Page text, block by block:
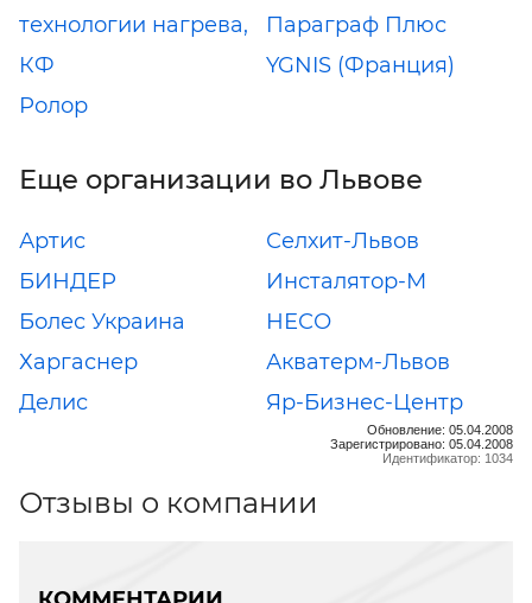
технологии нагрева,
КФ
Параграф Плюс
YGNIS (Франция)
Ролор
Еще организации во Львове
Артис
Селхит-Львов
БИНДЕР
Инсталятор-М
Болес Украина
НЕСО
Харгаснер
Акватерм-Львов
Делис
Яр-Бизнес-Центр
Обновление: 05.04.2008
Зарегистрировано: 05.04.2008
Идентификатор: 1034
Отзывы о компании